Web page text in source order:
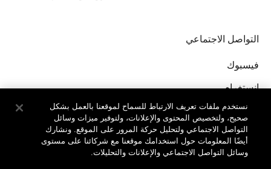
التواصل الاجتماعي
فيسبوك
إنستغرام
نستخدم ملفات تعريف الارتباط للسماح لموقعنا بالعمل بشكل
صحيح، ولتخصيص المحتوى والإعلانات، ولتوفير ميزات وسائل
التواصل الاجتماعي ولتحليل حركة المرور على الموقع. ونشارك
أيضًا المعلومات حول استخدامك موقعنا مع شركائنا على مستوى
وسائل التواصل الاجتماعي والإعلانات والتحليلات.